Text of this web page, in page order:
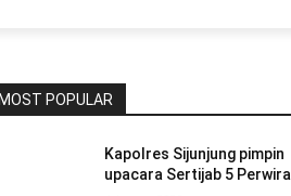
MOST POPULAR
Kapolres Sijunjung pimpin
upacara Sertijab 5 Perwira